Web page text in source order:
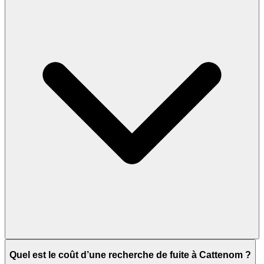
Quel est le coût d’une recherche de fuite à Cattenom ?